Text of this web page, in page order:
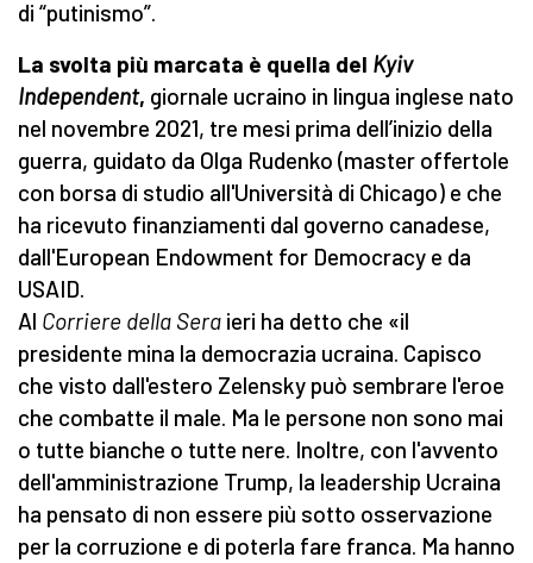
di “putinismo”.
La svolta più marcata è quella del Kyiv
Independent, giornale ucraino in lingua inglese nato
nel novembre 2021, tre mesi prima dell’inizio della
guerra, guidato da Olga Rudenko (master offertole
con borsa di studio all'Università di Chicago) e che
ha ricevuto finanziamenti dal governo canadese,
dall'European Endowment for Democracy e da
USAID.
Al Corriere della Sera ieri ha detto che «il
presidente mina la democrazia ucraina. Capisco
che visto dall'estero Zelensky può sembrare l'eroe
che combatte il male. Ma le persone non sono mai
o tutte bianche o tutte nere. Inoltre, con l'avvento
dell'amministrazione Trump, la leadership Ucraina
ha pensato di non essere più sotto osservazione
per la corruzione e di poterla fare franca. Ma hanno